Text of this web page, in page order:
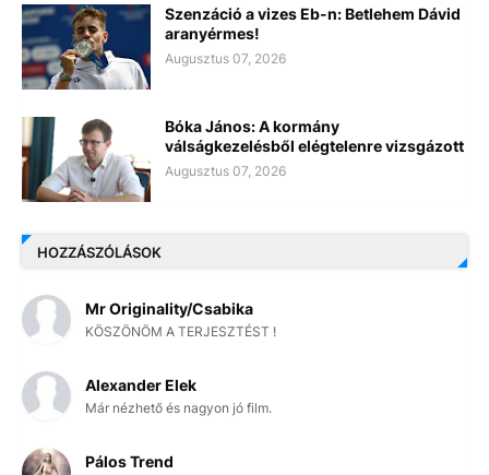
Szenzáció a vizes Eb-n: Betlehem Dávid
aranyérmes!
Augusztus 07, 2026
Bóka János: A kormány
válságkezelésből elégtelenre vizsgázott
Augusztus 07, 2026
HOZZÁSZÓLÁSOK
Mr Originality/Csabika
KÖSZÖNÖM A TERJESZTÉST !
Alexander Elek
Már nézhető és nagyon jó film.
Pálos Trend